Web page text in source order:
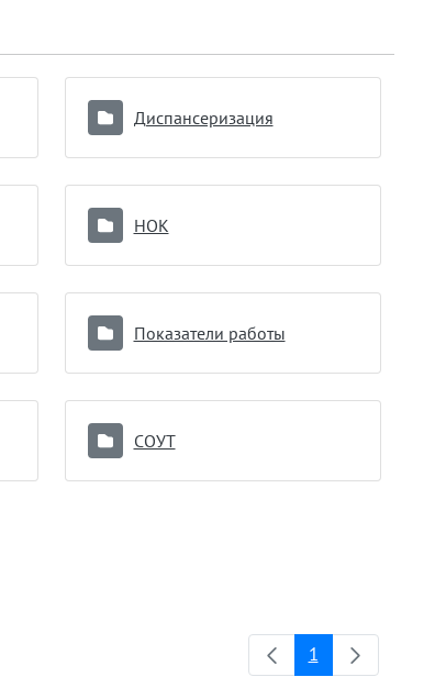
Диспансеризация
НОК
Показатели работы
СОУТ
Страница
1